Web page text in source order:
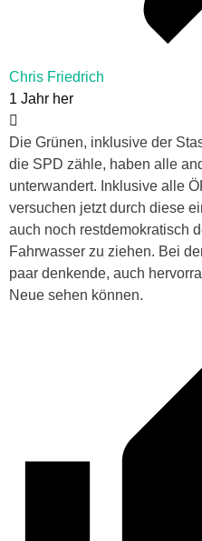
Chris Friedrich
1 Jahr her
Die Grünen, inklusive der
die SPD zähle, haben alle
unterwandert. Inklusive alle
versuchen jetzt durch diese
auch noch restdemokratisch
Fahrwasser zu ziehen. Bei
paar denkende, auch
Neue sehen können.